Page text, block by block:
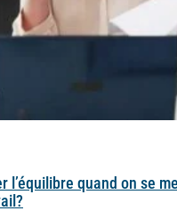
l’équilibre quand on se